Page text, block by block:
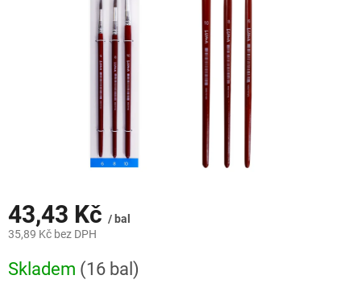
43,43 Kč / bal
35,89 Kč bez DPH
cena:
Skladem (16 bal)